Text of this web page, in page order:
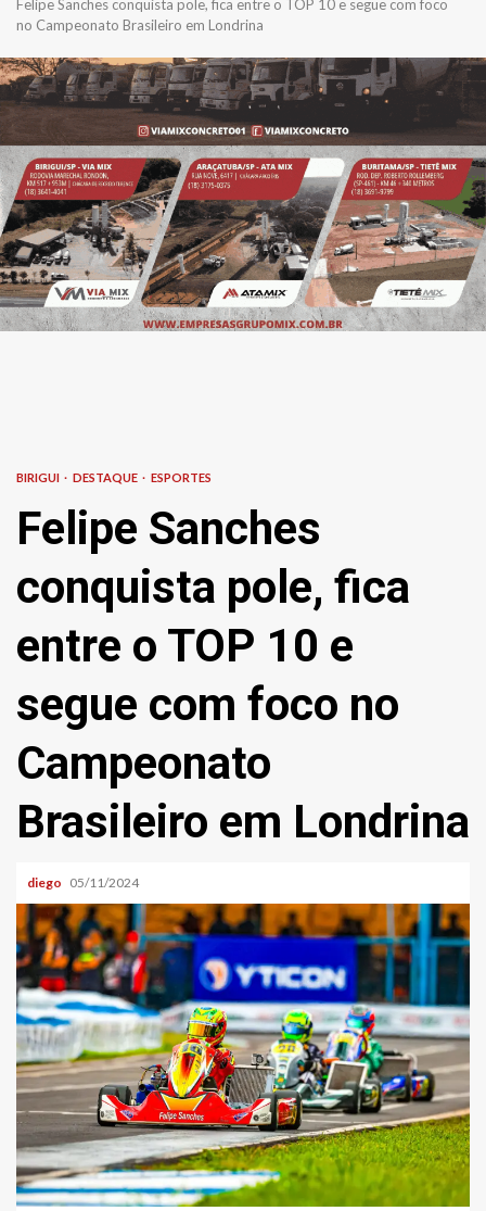
Felipe Sanches conquista pole, fica entre o TOP 10 e segue com foco
no Campeonato Brasileiro em Londrina
BIRIGUI DESTAQUE ESPORTES
Felipe Sanches
conquista pole, fica
entre o TOP 10 e
segue com foco no
Campeonato
Brasileiro em Londrina
diego 05/11/2024